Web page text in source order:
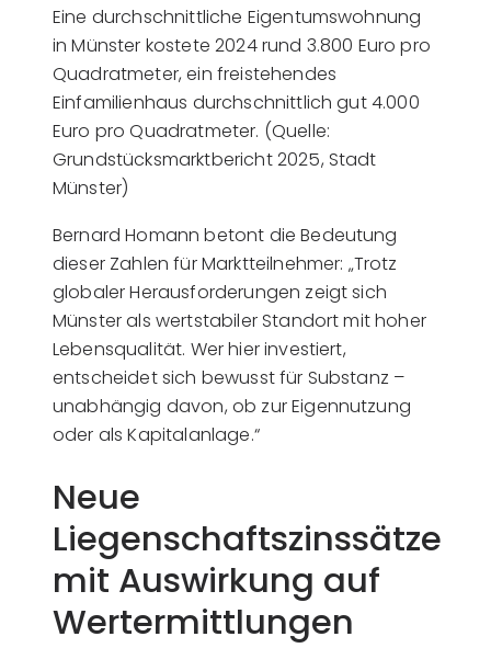
Eine durchschnittliche Eigentumswohnung
in Münster kostete 2024 rund 3.800 Euro pro
Quadratmeter, ein freistehendes
Einfamilienhaus durchschnittlich gut 4.000
Euro pro Quadratmeter. (Quelle:
Grundstücksmarktbericht 2025, Stadt
Münster)
Bernard Homann betont die Bedeutung
dieser Zahlen für Marktteilnehmer: „Trotz
globaler Herausforderungen zeigt sich
Münster als wertstabiler Standort mit hoher
Lebensqualität. Wer hier investiert,
entscheidet sich bewusst für Substanz –
unabhängig davon, ob zur Eigennutzung
oder als Kapitalanlage.“
Neue
Liegenschaftszinssätze
mit Auswirkung auf
Wertermittlungen